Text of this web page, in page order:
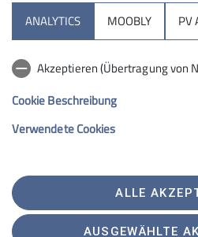
Details
Inhalt:
Heranführen Jugendlicher
Details
Inhalt:
Wir sind eine wilde
Bergsportbegeisterten
Touren planen und
heute nicht dein erster Tag
der Wand sein. Du solltest
Hochrieshütte
Sektion Rosenheim des Deutschen
Telefon +4980312716030
ANALYTICS MOOBLY PV
Akzeptieren (Übertragung von
Cookie Beschreibung
Verwendete Cookies
ALLE
AUSGEWÄHLTE